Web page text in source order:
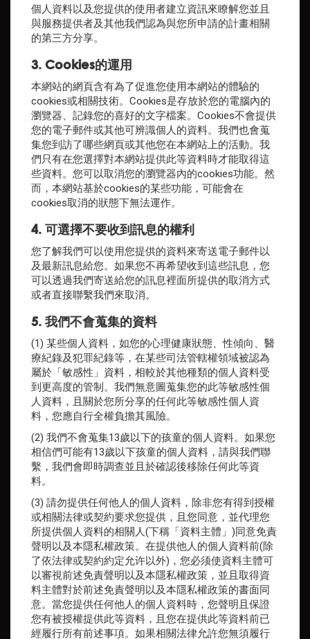
個人資料以及您提供的使用者建立資訊來瞭解您並且
與服務提供者及其他我們認為與您所申請的計畫相關
的第三方分享。
3. Cookies的運用
本網站的網頁含有為了促進您使用本網站的體驗的
cookies或相關技術。Cookies是存放於您的電腦內的
瀏覽器、記錄您的喜好的文字檔案。Cookies不會提供
您的電子郵件或其他可辨識個人的資料。我們也會蒐
集您到訪了哪些網頁或其他您在本網站上的活動。我
們只有在您選擇對本網站提供此等資料時才能取得這
些資料。您可以取消您的瀏覽器內的cookies功能。然
而，本網站基於cookies的某些功能，可能會在
cookies取消的狀態下無法運作。
4. 可選擇不要收到訊息的權利
您了解我們可以使用您提供的資料來寄送電子郵件以
及最新訊息給您。如果您不再希望收到這些訊息，您
可以透過我們寄送給您的訊息裡面所提供的取消方式
或者直接聯繫我們來取消。
5. 我們不會蒐集的資料
(1) 某些個人資料，如您的心理健康狀態、性傾向、醫
療紀錄及犯罪紀錄等，在某些司法管轄權領域被認為
屬於「敏感性」資料，相較於其他種類的個人資料受
到更高度的管制。我們無意圖蒐集您的此等敏感性個
人資料，且關於您所分享的任何此等敏感性個人資
料，您應自行全權負擔其風險。
(2) 我們不會蒐集13歲以下的孩童的個人資料。如果您
相信們可能有13歲以下孩童的個人資料，請與我們聯
繫，我們會即時調查並且於確認後移除任何此等資
料。
(3) 請勿提供任何他人的個人資料，除非您有得到授權
或相關法律或契約要求您提供，且您同意，並代理您
所提供個人資料的相關人(下稱「資料主體」)同意免責
聲明以及本隱私權政策。在提供他人的個人資料前(除
了依法律或契約約定允许以外)，您必须使資料主體可
以審視前述免責聲明以及本隱私權政策，並且取得資
料主體對於前述免責聲明以及本隱私權政策的書面同
意。當您提供任何他人的個人資料時，您聲明且保證
您有被授權提供此等資料，且您在提供此等資料前已
經履行所有前述事項。如果相關法律允許您無須履行